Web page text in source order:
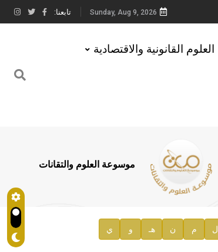
Sunday, Aug 9, 2026 تابعنا:
العلوم القانونية والاقتصادية
موسوعة العلوم والتقانات
ل م ن هـ و ي